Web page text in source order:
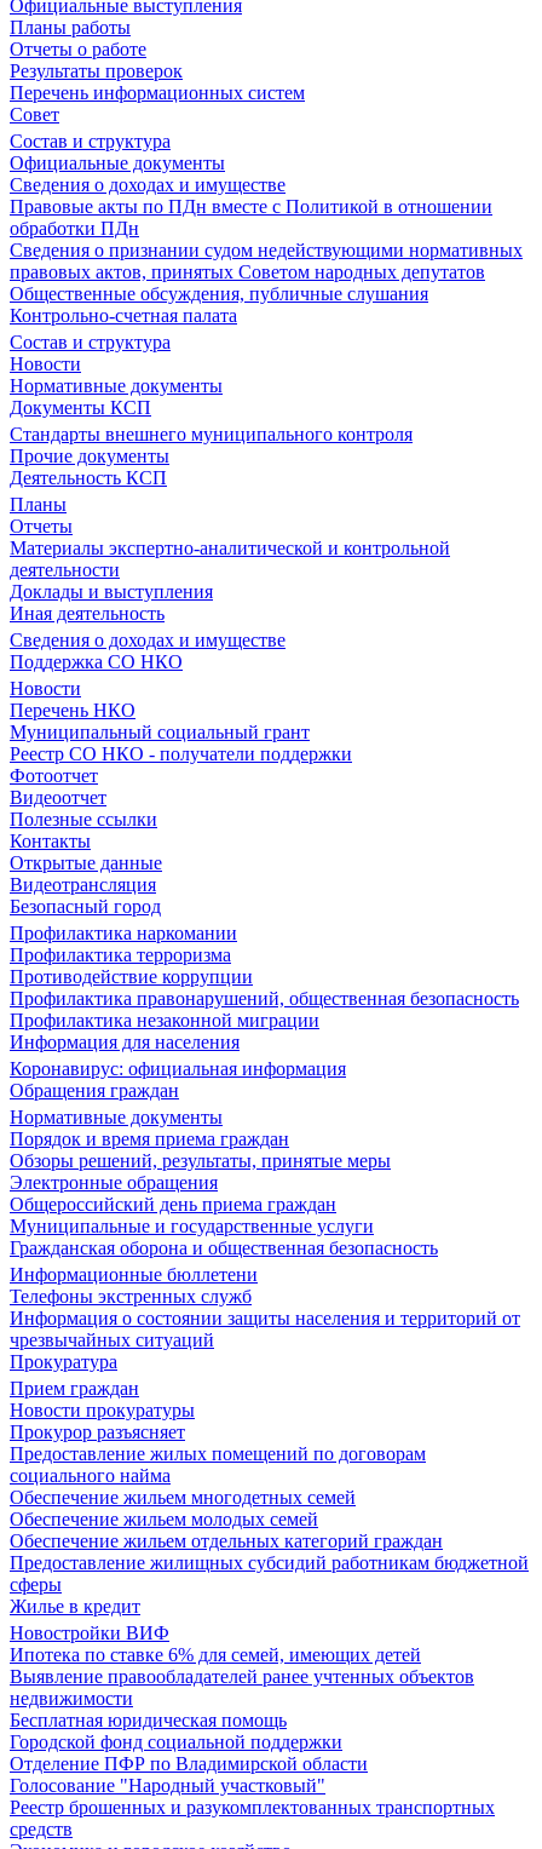
Официальные выступления
Планы работы
Отчеты о работе
Результаты проверок
Перечень информационных систем
Совет
Состав и структура
Официальные документы
Сведения о доходах и имуществе
Правовые акты по ПДн вместе с Политикой в отношении
обработки ПДн
Сведения о признании судом недействующими нормативных
правовых актов, принятых Советом народных депутатов
Общественные обсуждения, публичные слушания
Контрольно-счетная палата
Состав и структура
Новости
Нормативные документы
Документы КСП
Стандарты внешнего муниципального контроля
Прочие документы
Деятельность КСП
Планы
Отчеты
Материалы экспертно-аналитической и контрольной
деятельности
Доклады и выступления
Иная деятельность
Сведения о доходах и имуществе
Поддержка СО НКО
Новости
Перечень НКО
Муниципальный социальный грант
Реестр СО НКО - получатели поддержки
Фотоотчет
Видеоотчет
Полезные ссылки
Контакты
Открытые данные
Видеотрансляция
Безопасный город
Профилактика наркомании
Профилактика терроризма
Противодействие коррупции
Профилактика правонарушений, общественная безопасность
Профилактика незаконной миграции
Информация для населения
Коронавирус: официальная информация
Обращения граждан
Нормативные документы
Порядок и время приема граждан
Обзоры решений, результаты, принятые меры
Электронные обращения
Общероссийский день приема граждан
Муниципальные и государственные услуги
Гражданская оборона и общественная безопасность
Информационные бюллетени
Телефоны экстренных служб
Информация о состоянии защиты населения и территорий от
чрезвычайных ситуаций
Прокуратура
Прием граждан
Новости прокуратуры
Прокурор разъясняет
Предоставление жилых помещений по договорам
социального найма
Обеспечение жильем многодетных семей
Обеспечение жильем молодых семей
Обеспечение жильем отдельных категорий граждан
Предоставление жилищных субсидий работникам бюджетной
сферы
Жилье в кредит
Новостройки ВИФ
Ипотека по ставке 6% для семей, имеющих детей
Выявление правообладателей ранее учтенных объектов
недвижимости
Бесплатная юридическая помощь
Городской фонд социальной поддержки
Отделение ПФР по Владимирской области
Голосование "Народный участковый"
Реестр брошенных и разукомплектованных транспортных
средств